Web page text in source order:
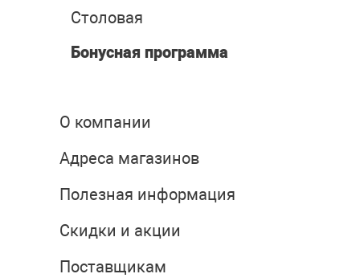
Столовая
Бонусная программа
О компании
Адреса магазинов
Полезная информация
Скидки и акции
Поставщикам